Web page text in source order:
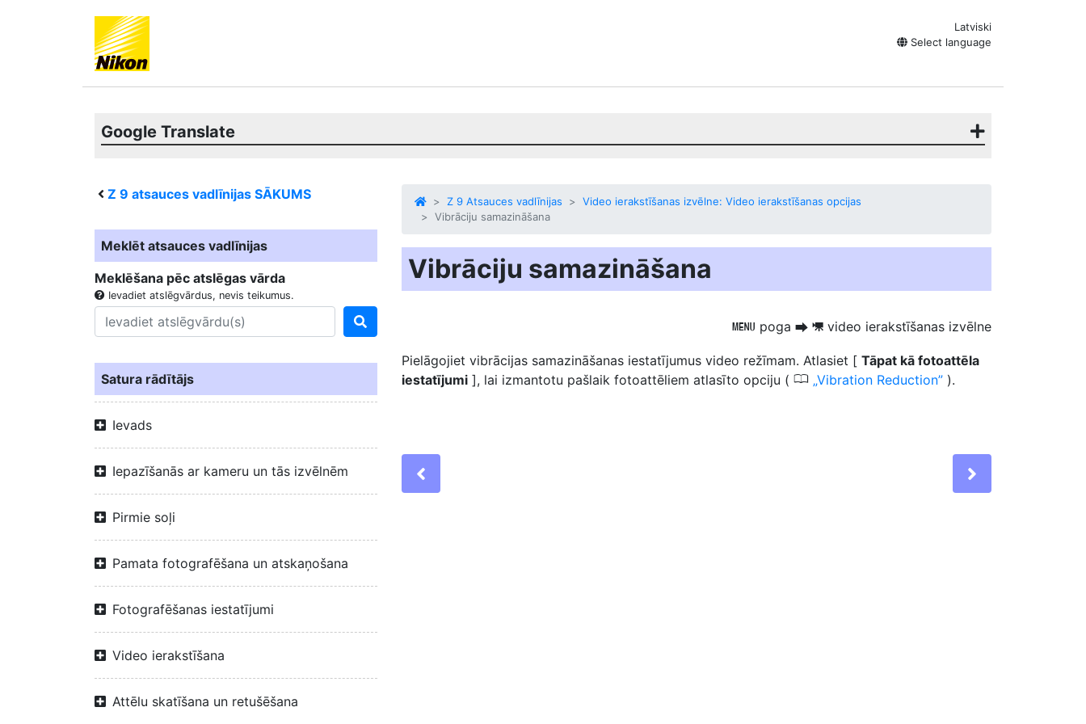
Latviski
Select language
Google Translate
Z 9 atsauces vadlīnijas SĀKUMS
Meklēt atsauces vadlīnijas
Meklēšana pēc atslēgas vārda
Ievadiet atslēgvārdus, nevis teikumus.
Satura rādītājs
Ievads
Iepazīšanās ar kameru un tās izvēlnēm
Pirmie soļi
Pamata fotografēšana un atskaņošana
Fotografēšanas iestatījumi
Video ierakstīšana
Attēlu skatīšana un retušēšana
Z 9 Atsauces vadlīnijas
Video ierakstīšanas izvēlne: Video ierakstīšanas opcijas
Vibrāciju samazināšana
Vibrāciju samazināšana
G poga U 1 video ierakstīšanas izvēlne
Pielāgojiet vibrācijas samazināšanas iestatījumus video režīmam. Atlasiet [ Tāpat kā fotoattēla
iestatījumi ], lai izmantotu pašlaik fotoattēliem atlasīto opciju ( 0 Vibration Reduction ).